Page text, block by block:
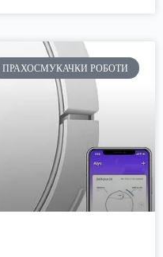
ПРАХОСМУКАЧКИ РОБОТИ